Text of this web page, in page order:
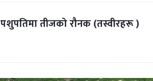
पशुपतिमा तीजको रौनक (तस्वीरहरू )